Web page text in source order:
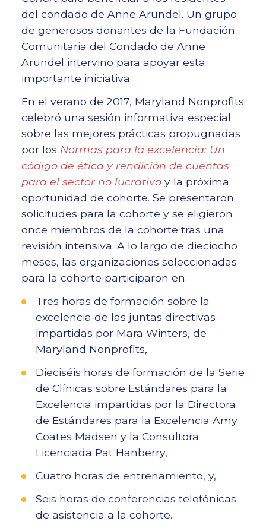
del condado de Anne Arundel. Un grupo
de generosos donantes de la Fundación
Comunitaria del Condado de Anne
Arundel intervino para apoyar esta
importante iniciativa.
En el verano de 2017, Maryland Nonprofits
celebró una sesión informativa especial
sobre las mejores prácticas propugnadas
por los Normas para la excelencia: Un
código de ética y rendición de cuentas
para el sector no lucrativoy la próxima
oportunidad de cohorte. Se presentaron
solicitudes para la cohorte y se eligieron
once miembros de la cohorte tras una
revisión intensiva. A lo largo de dieciocho
meses, las organizaciones seleccionadas
para la cohorte participaron en:
Tres horas de formación sobre la
excelencia de las juntas directivas
impartidas por Mara Winters, de
Maryland Nonprofits,
Dieciséis horas de formación de la Serie
de Clínicas sobre Estándares para la
Excelencia impartidas por la Directora
de Estándares para la Excelencia Amy
Coates Madsen y la Consultora
Licenciada Pat Hanberry,
Cuatro horas de entrenamiento, y,
Seis horas de conferencias telefónicas
de asistencia a la cohorte.